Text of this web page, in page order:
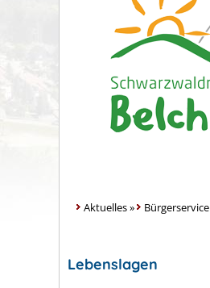
Aktuelles» Bürgerservice
Lebenslagen